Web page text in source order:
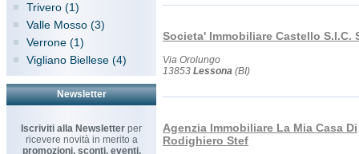
Trivero (1)
Valle Mosso (3)
Verrone (1)
Vigliano Biellese (4)
Newsletter
Iscriviti alla Newsletter per
ricevere novità in merito a
promozioni, sconti, eventi,
Societa' Immobiliare Castello S.I.C.
Via Orolungo
13853 Lessona (BI)
Agenzia Immobiliare La Mia Casa Di
Rodighiero Stef